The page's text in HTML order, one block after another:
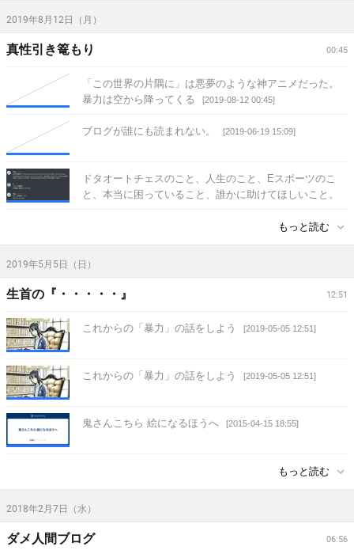
2019年8月12日（月）
00:45
真性引き篭もり
「この世界の片隅に」は悪夢のような神アニメだった。
暴力は空から降ってくる
[2019-08-12 00:45]
ブログが誰にも読まれない。 [2019-06-19 15:09]
ドタオートチェスのこと、人生のこと、Eスポーツのこ
と、本当に困っていること、誰かに助けてほしいこと。
もっと読む
2019年5月5日（日）
12:51
生首の『・・・・・』
これからの「暴力」の話をしよう [2019-05-05 12:51]
これからの「暴力」の話をしよう [2019-05-05 12:51]
鬼さんこちら 絵になるほうへ [2015-04-15 18:55]
もっと読む
2018年2月7日（水）
06:56
ダメ人間ブログ